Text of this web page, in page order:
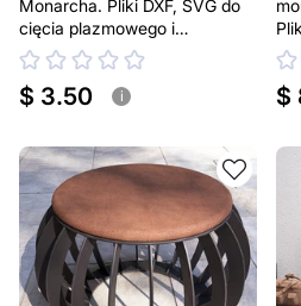
Monarcha. Pliki DXF, SVG do
cięcia plazmowego i
laserowego. Uchwyt do półki
$ 3.50 i $